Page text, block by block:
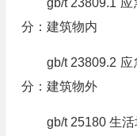
gb/t 23809.1
分：建筑物内
gb/t 23809.2
分：建筑物外
gb/t 25180 生